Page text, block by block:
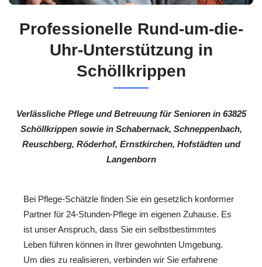
Professionelle Rund-um-die-
Uhr-Unterstützung in
Schöllkrippen
Verlässliche Pflege und Betreuung für Senioren in 63825
Schöllkrippen sowie in Schabernack, Schneppenbach,
Reuschberg, Röderhof, Ernstkirchen, Hofstädten und
Langenborn
Bei Pflege-Schätzle finden Sie ein gesetzlich konformer
Partner für 24-Stunden-Pflege im eigenen Zuhause. Es
ist unser Anspruch, dass Sie ein selbstbestimmtes
Leben führen können in Ihrer gewohnten Umgebung.
Um dies zu realisieren, verbinden wir Sie erfahrene